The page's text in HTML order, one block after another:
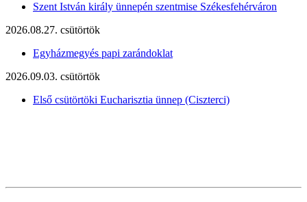
Szent István király ünnepén szentmise Székesfehérváron
2026.08.27. csütörtök
Egyházmegyés papi zarándoklat
2026.09.03. csütörtök
Első csütörtöki Eucharisztia ünnep (Ciszterci)